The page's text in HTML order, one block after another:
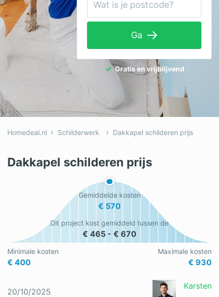
Schilderwerk
Tuinaanleg
Warmtepomp
Zonnepanelen
Overige projecten
Ga
Gratis en vrijblijvend
Homedeal.nl Schilderwerk Dakkapel schilderen prijs
Dakkapel schilderen prijs
Minimale kosten
€ 400
Gemiddelde kosten
€ 570
Maximale kosten
€ 930
Dit project kost gemiddeld tussen de
€ 465 - € 670
20/10/2025
Karsten